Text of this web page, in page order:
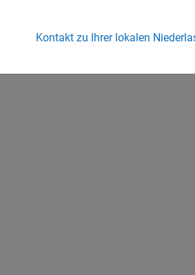
Kontakt zu Ihrer lokalen